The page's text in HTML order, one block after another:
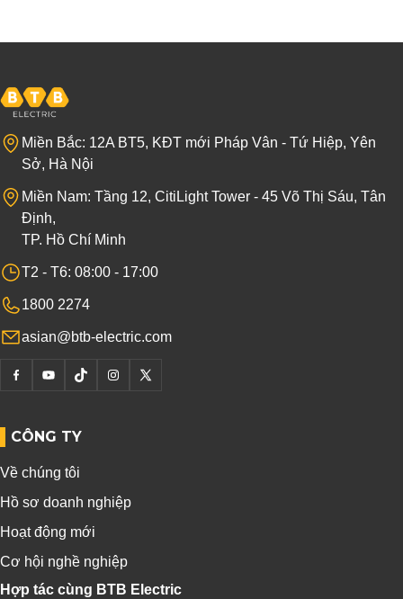
Miền Bắc: 12A BT5, KĐT mới Pháp Vân - Tứ Hiệp, Yên
Sở, Hà Nội
Miền Nam: Tầng 12, CitiLight Tower - 45 Võ Thị Sáu, Tân
Định,
TP. Hồ Chí Minh
T2 - T6: 08:00 - 17:00
1800 2274
asian@btb-electric.com
CÔNG TY
Về chúng tôi
Hồ sơ doanh nghiệp
Hoạt động mới
Cơ hội nghề nghiệp
Hợp tác cùng BTB Electric